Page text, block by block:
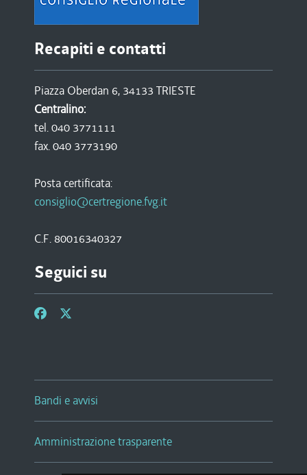
Recapiti e contatti
Piazza Oberdan 6, 34133 TRIESTE
Centralino:
tel. 040 3771111
fax. 040 3773190
Posta certificata:
consiglio@certregione.fvg.it
C.F. 80016340327
Seguici su
Bandi e avvisi
Amministrazione trasparente